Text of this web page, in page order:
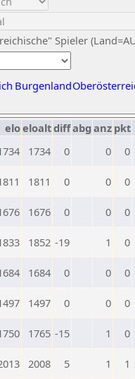
Spieler
Burgenland
eloeloaltdiffabg anz pkt
1734 0 0 0
1811 0 0 0
1676 0 0 0
1852 -19 1 0
1684 0 0 0
1497 0 0 0
1765 -15 1 0
2008 5 1 1